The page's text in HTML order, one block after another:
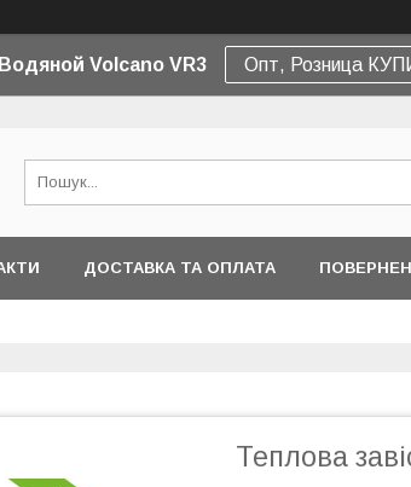
Volcano VR3 Опт, Розница
ДОСТАВКА ТА ОПЛАТА
Теплова